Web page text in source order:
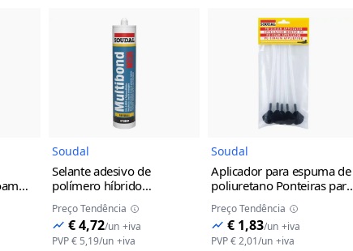
do Produto Imagem do Produto
Soudal
Selante adesivo de
polímero híbrido
Multibond MS35 Soudal
290ml, Branco
Preço Tendência
€ 4,72/un +iva
PVP€ 5,19/un +iva
Soudal
Aplicador para espuma de
poliuretano Ponteiras para
espuma PU manual Soudal
Preço Tendência
€ 1,83/un +iva
PVP€ 2,01/un +iva